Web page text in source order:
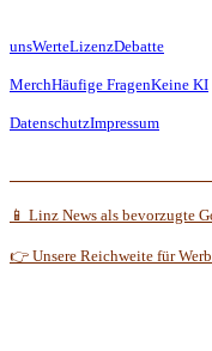
unsWerteLizenzDebatte
MerchHäufige FragenKeine KI
DatenschutzImpressum
📱 Linz News als bevorzugte
👉 Unsere Reichweite für